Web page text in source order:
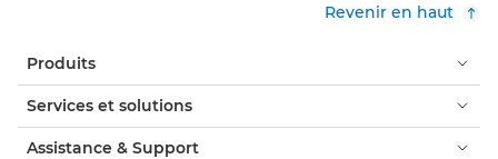
Revenir en haut
Produits
Services et solutions
Assistance & Support